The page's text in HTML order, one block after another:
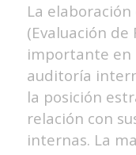
La
(Evaluación de
importante en
auditoría
la posición
relación con
internas. La